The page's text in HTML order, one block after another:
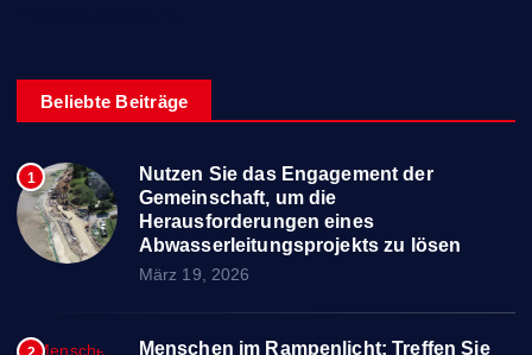
Beliebte Beiträge
1
Nutzen Sie das Engagement der
Gemeinschaft, um die
Herausforderungen eines
Abwasserleitungsprojekts zu lösen
März 19, 2026
Menschen im Rampenlicht: Treffen Sie